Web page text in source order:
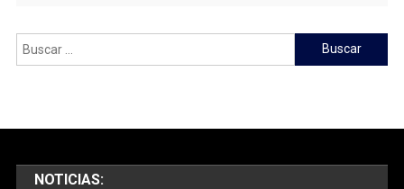
Buscar:
NOTICIAS: